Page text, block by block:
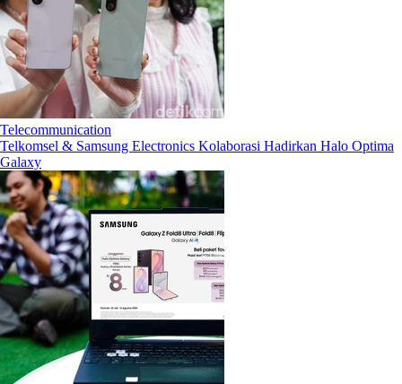
Telecommunication
Telkomsel & Samsung Electronics Kolaborasi Hadirkan Halo Optima
Galaxy